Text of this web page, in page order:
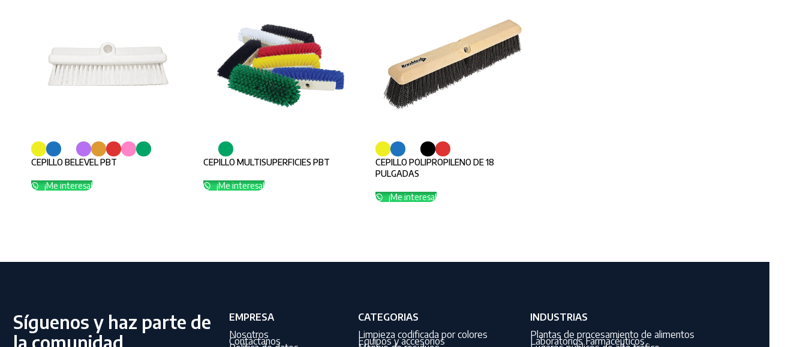
CEPILLO BELEVEL PBT
¡Me interesa!
CEPILLO MULTISUPERFICIES PBT
¡Me interesa!
CEPILLO POLIPROPILENO DE 18
PULGADAS
¡Me interesa!
Síguenos y haz parte de
la comunidad
EMPRESA
Nosotros
Contáctanos
CATEGORIAS
Limpieza codificada por colores
Equipos y accesorios
INDUSTRIAS
Plantas de procesamiento de alimentos
Laboratorios Farmacéuticos